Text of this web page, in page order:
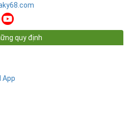
quy định
App